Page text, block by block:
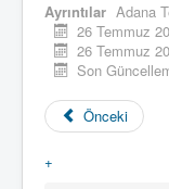
Ayrıntılar Adana
26 Temmuz
26 Temmuz
Son
Önceki
+